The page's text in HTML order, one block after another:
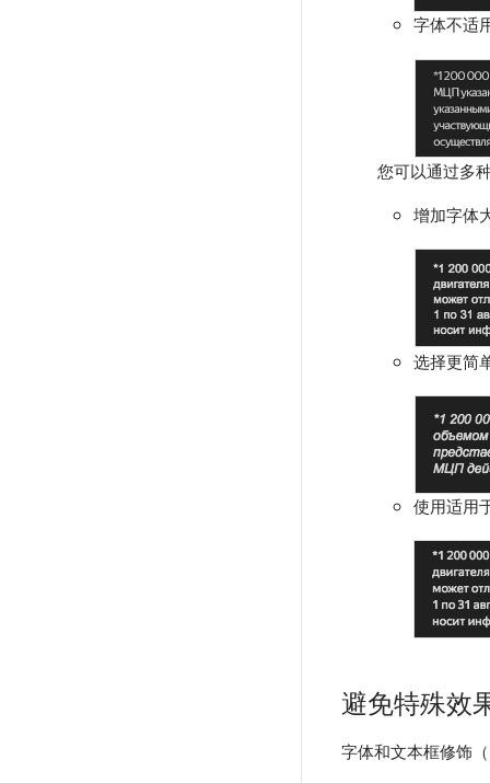
字体不适
您可以通过多
增加字体
选择更简
使用适用
避免特殊效
字体和文本框修饰